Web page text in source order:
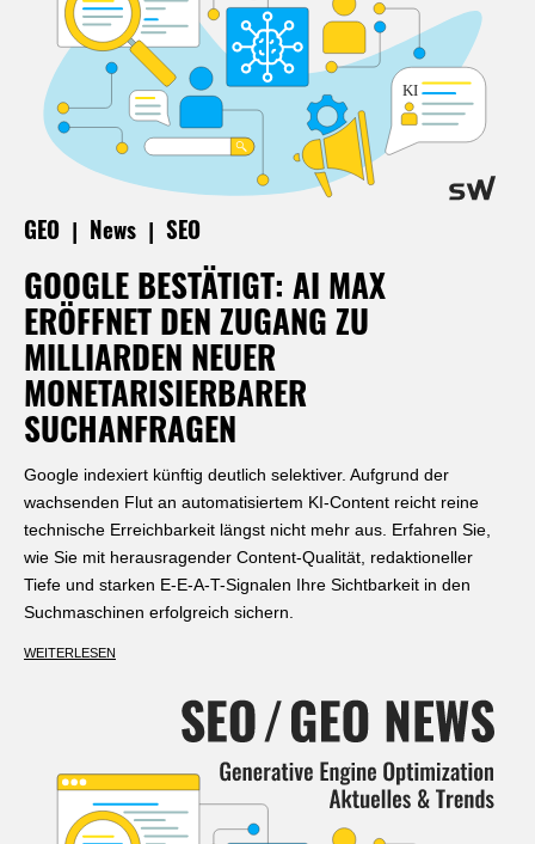
GEO News SEO
GOOGLE BESTÄTIGT: AI MAX
ERÖFFNET DEN ZUGANG ZU
MILLIARDEN NEUER
MONETARISIERBARER
SUCHANFRAGEN
Google indexiert künftig deutlich selektiver. Aufgrund der
wachsenden Flut an automatisiertem KI-Content reicht reine
technische Erreichbarkeit längst nicht mehr aus. Erfahren Sie,
wie Sie mit herausragender Content-Qualität, redaktioneller
Tiefe und starken E-E-A-T-Signalen Ihre Sichtbarkeit in den
Suchmaschinen erfolgreich sichern.
WEITERLESEN